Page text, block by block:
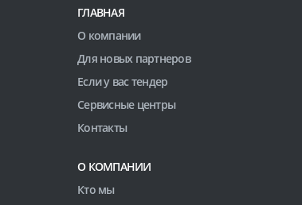
ГЛАВНАЯ
О компании
Для новых партнеров
Если у вас тендер
Сервисные центры
Контакты
О КОМПАНИИ
Кто мы